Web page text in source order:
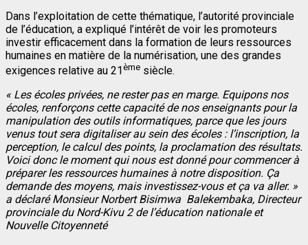
Dans l’exploitation de cette thématique, l’autorité provinciale
de l’éducation, a expliqué l’intérêt de voir les promoteurs
investir efficacement dans la formation de leurs ressources
humaines en matière de la numérisation, une des grandes
exigences relative au 21 ème siècle.
« Les écoles privées, ne rester pas en marge. Equipons nos
écoles, renforçons cette capacité de nos enseignants pour la
manipulation des outils informatiques, parce que les jours
venus tout sera digitaliser au sein des écoles : l’inscription, la
perception, le calcul des points, la proclamation des résultats.
Voici donc le moment qui nous est donné pour commencer à
préparer les ressources humaines à notre disposition. Ça
demande des moyens, mais investissez-vous et ça va aller. »
a déclaré Monsieur Norbert Bisimwa Balekembaka, Directeur
provinciale du Nord-Kivu 2 de l’éducation nationale et
Nouvelle Citoyenneté